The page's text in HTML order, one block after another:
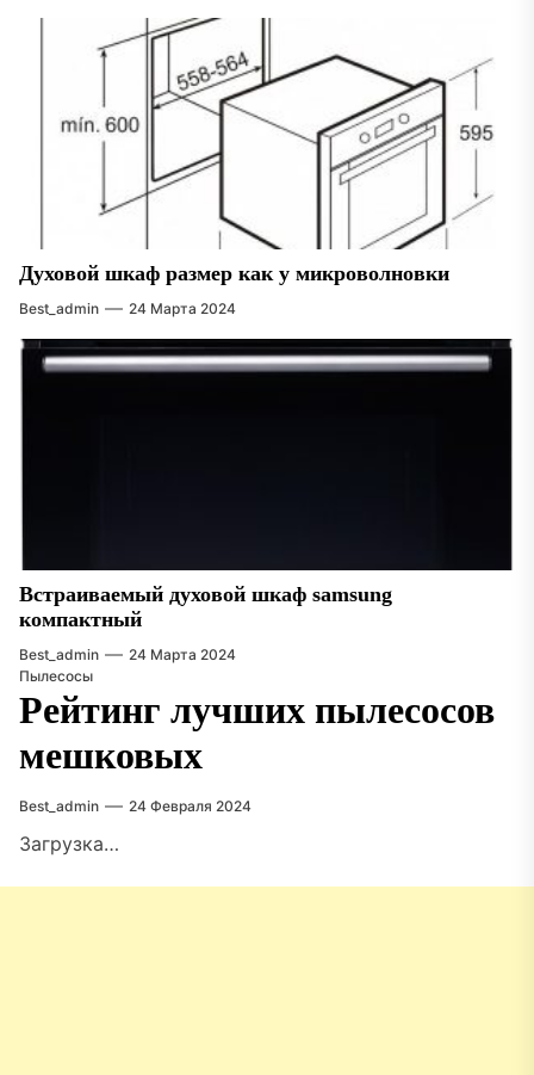
Духовой шкаф размер как у микроволновки
Best_admin 24 Марта 2024
Встраиваемый духовой шкаф samsung
компактный
Best_admin
24 Марта 2024
Пылесосы
Рейтинг лучших пылесосов
мешковых
Best_admin 24 Февраля 2024
Загрузка…